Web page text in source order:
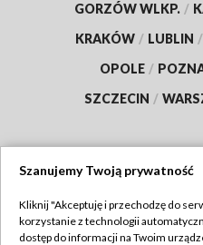
GORZÓW WLKP. /
KRAKÓW / LUBLIN /
OPOLE /
SZCZECIN /
Szanujemy Twoją prywatność
Kliknij "Akceptuję i przechodzę do
korzystanie z technologii
dostęp do informacji na Twoim